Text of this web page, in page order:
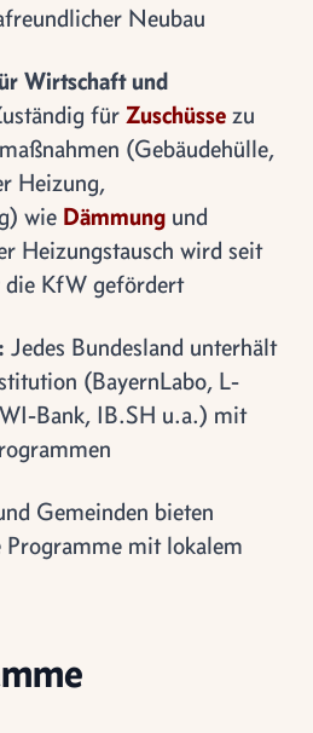
Neubau
Wirtschaft und
für Zuschüsse zu
(Gebäudehülle,
Heizung,
wie Dämmung und
Heizungstausch wird seit
KfW gefördert
Jedes Bundesland unterhält
(BayernLabo, L-
Bank, IB.SH u.a.) mit
Gemeinden bieten
Programme mit lokalem